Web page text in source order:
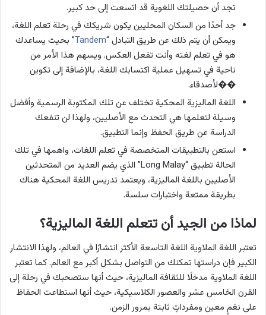
تجد أن حصيلتك اللغوية قد اتسعت إلى حد كبير.
جد أحدًا من السكان المحليين يكون شريكك في رحلة تعلم اللغة،
ويمكن أن يتم ذلك عن طريق التبادل “Tandem” بحيث يساعدك
هو في تعلم لغته وأنت تفعل العكس. ويسهم هذا الأمر من
ناحية في تسهيل عملية اكتسابك اللغة، بالإضافة إلى تكوين
��لأصدقاء.
اللغة الماليزية المحكية تختلف عن تلك المكتوبة الرسمية وأفضل
وسيلة لتعلمها هي التحدث مع الأصليين، ولهذا لن تنفعك
الدراسة عن طريق الحفظ وإنما التطبيق.
استعن بالتطبيقات المتخصصة في تعلم اللغات، واهمها في تلك
الحالة تطبيق “Long Malay” الذي يضم العديد من المتحدثين
الأصليين باللغة الماليزية، ويعتمد تدريس اللغة المحكية هناك
بطريقة ممتعة واختبارات سلسة.
لماذا من الجيد أن تتعلم اللغة الماليزية؟
تعتبر اللغة الملاوية اللغة التاسعة الأكثر انتشارًا في العالم، ولهذا الانتشار
الكبير فإن دراستها تمكنك من التواصل بشكل أكبر مع العالم. كما تعتبر
اللغة الملاوية مدخلًا للثقافة الماليزية، حيث أنها ستصحبك في رحلة إلى
القرن الخامس عشر والعصور الكلاسيكية، حيث أنها استطاعت الحفاظ
على نغمٍ معين ومفرداتٍ ثابتة بمرور الزمن.